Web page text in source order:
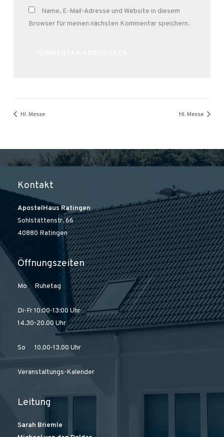
Name, E-Mail-Adresse und Website in diesem
Browser für meinen nächsten Kommentar speichern.
Hl. Messe Hl. Messe
Kontakt
ApostelHaus Ratingen
Sohlstättenstr. 66
40880 Ratingen
Öffnungszeiten
Mo Ruhetag
Di-Fr 10:00-13:00 Uhr
14.30-20.00 Uhr
So 10.00-13.00 Uhr
Veranstaltungs-Kalender
Leitung
Sarah Briemle